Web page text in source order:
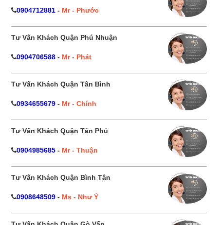
0904712881 - Mr - Phước
Tư Vấn Khách Quận Phú Nhuận
0904706588 - Mr - Phát
Tư Vấn Khách Quận Tân Bình
0934655679 - Mr - Chính
Tư Vấn Khách Quận Tân Phú
0904985685 - Mr - Thuận
Tư Vấn Khách Quận Bình Tân
0908648509 - Ms - Như Ý